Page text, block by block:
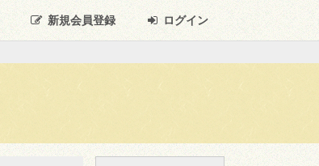
新規会員登録 ログイン